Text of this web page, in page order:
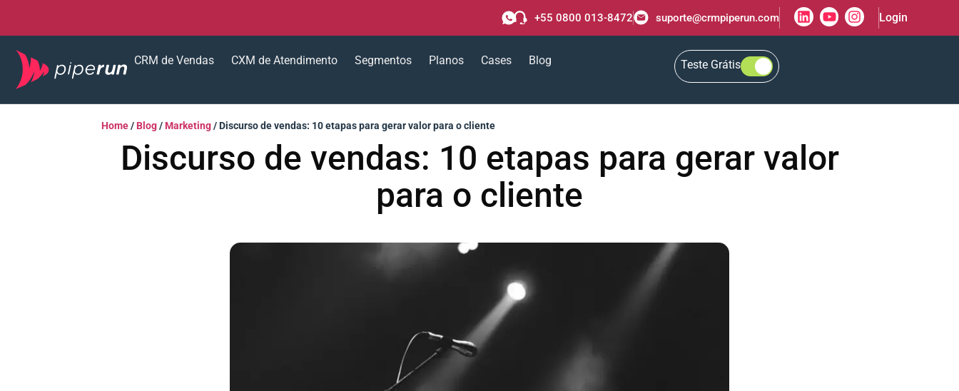
+55 0800 013-8472 suporte@crmpiperun.com Login
CRM de Vendas CXM de Atendimento Segmentos Planos Cases Blog Teste Grátis
Home/ Blog/ Marketing/Discurso de vendas: 10 etapas para gerar valor para o cliente
Discurso de vendas: 10 etapas para gerar valor
para o cliente